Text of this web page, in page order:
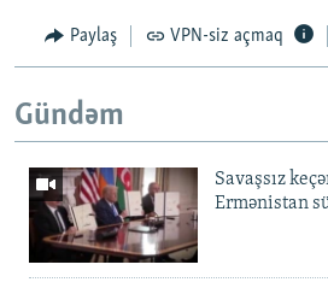
Paylaş VPN-siz açmaq
Gündəm
Savaşsız
Ermənistan